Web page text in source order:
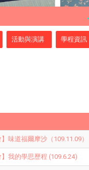
活動與演講 學程資訊
】味道福爾摩沙（109.11.09）
】我的學思歷程 (109.6.24)